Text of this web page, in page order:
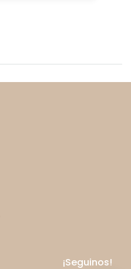
¡Seguinos!